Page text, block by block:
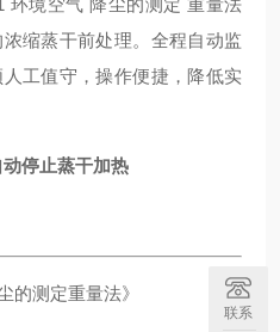
环境空气 降尘的测定 重量法
缩蒸干前处理。全程自动监
工值守，操作便捷，降低实
停止蒸干加热
的测定重量法》
联系